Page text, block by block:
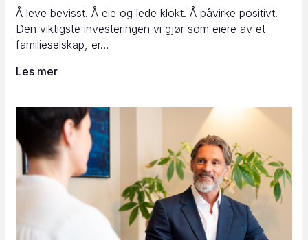
Å leve bevisst. Å eie og lede klokt. Å påvirke positivt.
Den viktigste investeringen vi gjør som eiere av et
familieselskap, er…
Les mer